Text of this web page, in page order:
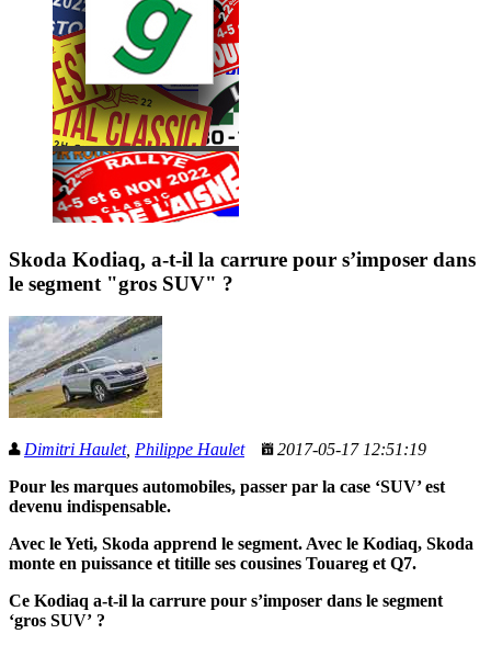
Skoda Kodiaq, a-t-il la carrure pour s’imposer dans
le segment "gros SUV" ?
Dimitri Haulet, Philippe Haulet
2017-05-17 12:51:19
Pour les marques automobiles, passer par la case ‘SUV’ est
devenu indispensable.
Avec le Yeti, Skoda apprend le segment. Avec le Kodiaq, Skoda
monte en puissance et titille ses cousines Touareg et Q7.
Ce Kodiaq a-t-il la carrure pour s’imposer dans le segment
‘gros SUV’ ?